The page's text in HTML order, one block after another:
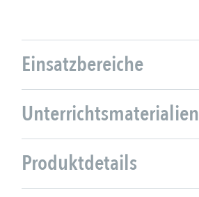
Einsatzbereiche
Unterrichtsmaterialien
Produktdetails